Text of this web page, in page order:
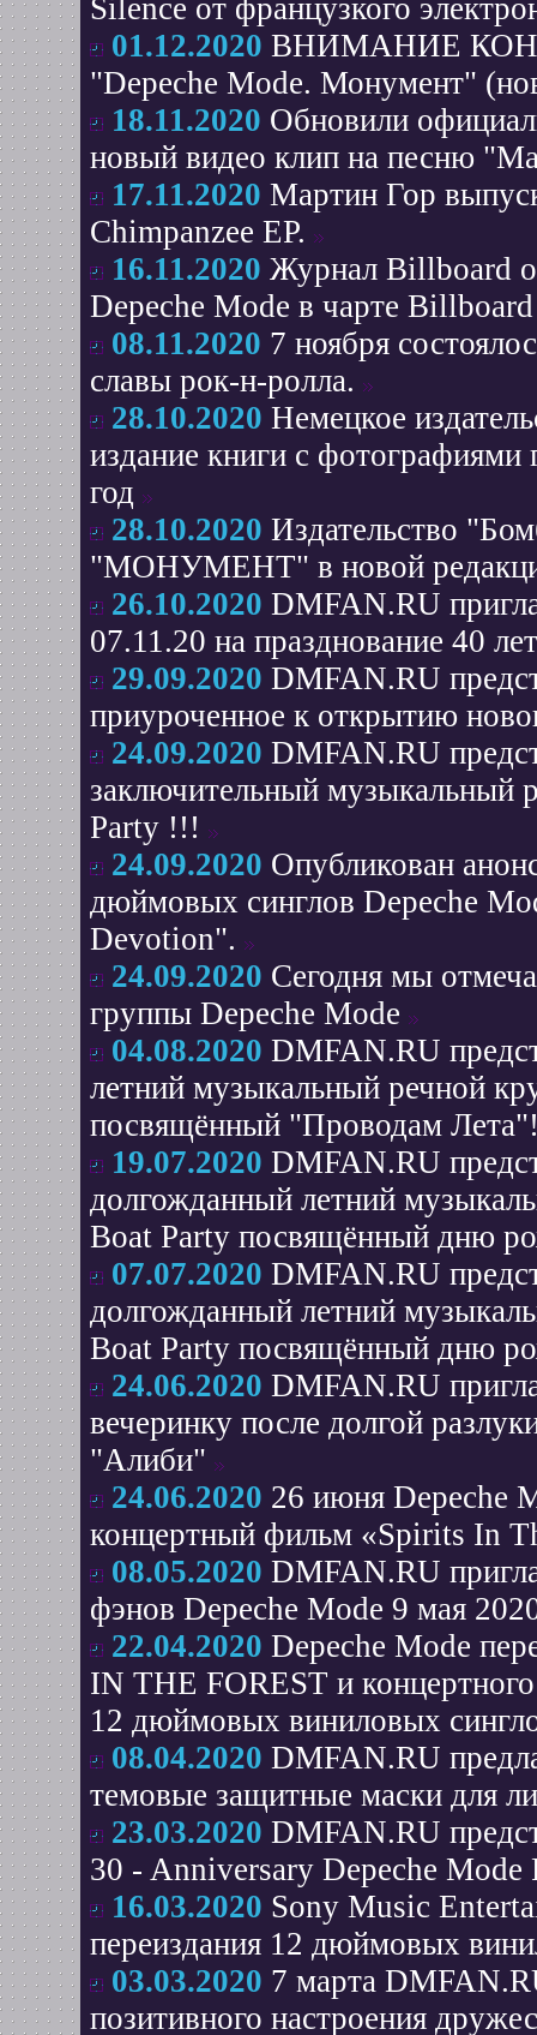
Silence от французкого
01.12.2020 ВНИМАНИЕ
"Depeche Mode. Монумент"
18.11.2020 Обновили
новый видео клип на песню
17.11.2020 Мартин Гор
Chimpanzee EP.
16.11.2020 Журнал Billboard
Depeche Mode в чарте
08.11.2020 7 ноября
славы рок-н-ролла.
28.10.2020 Немецкое
издание книги с
год
28.10.2020 Издательство
"МОНУМЕНТ" в новой
26.10.2020 DMFAN.RU
07.11.20 на празднование 40
29.09.2020 DMFAN.RU
приуроченное к открытию
24.09.2020 DMFAN.RU
заключительный музыкальный
Party !!!
24.09.2020 Опубликован
дюймовых синглов Depeche
Devotion".
24.09.2020 Сегодня мы
группы Depeche Mode
04.08.2020 DMFAN.RU
летний музыкальный речной
посвящённый "Проводам
19.07.2020 DMFAN.RU
долгожданный летний
Boat Party посвящённый дню
07.07.2020 DMFAN.RU
долгожданный летний
Boat Party посвящённый дню
24.06.2020 DMFAN.RU
вечеринку после долгой
"Алиби"
24.06.2020 26 июня Depeche
концертный фильм «Spirits In
08.05.2020 DMFAN.RU
фэнов Depeche Mode 9 мая
22.04.2020 Depeche Mode
IN THE FOREST и
12 дюймовых виниловых
08.04.2020 DMFAN.RU
темовые защитные маски для
23.03.2020 DMFAN.RU
30 - Anniversary Depeche
16.03.2020 Sony Music
переиздания 12 дюймовых
03.03.2020 7 марта
позитивного настроения